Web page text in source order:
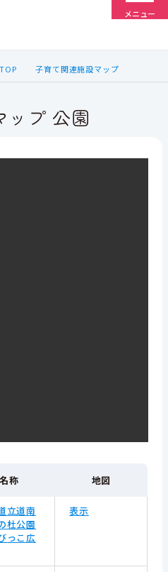
メニュー
子育て関連施設マップ
ップ 公園
名称 地図
立道南
杜公園
っこ広
表示